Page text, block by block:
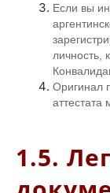
Если вы
личность,
Оригинал
аттестата
1.5.